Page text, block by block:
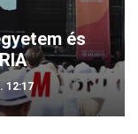
és
12:17